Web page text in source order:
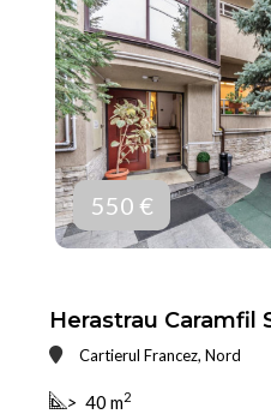
550 €
Herastrau Caramfil
Cartierul Francez, Nord
> 40 m2